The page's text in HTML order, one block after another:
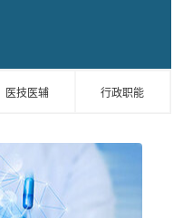
医技医辅 行政职能